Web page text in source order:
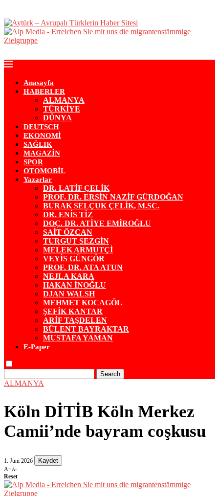
Anasayfa
HABERLER
ALMANYA
TÜRKİYE
DÜNYA
DEUTSCH
EKONOMİ
SAĞLIK
MAGAZİN
SPOR
OTOMOBİL
Yazarlar
DR. LATİF ÇELİK
PROF. DR. ERSİN NAZİF GÜRDOĞAN
BURAK SELÇUK ÇELİK, M.SC.
DR. ENİS TİZ
DOÇ. DR. ATİYE EMİROĞLU
SAİT ÖZCAN
TURGUT SEZGİN
MELEK ARMUTÇİ
VEYİS GÜNGÖR
PROF. DR. ATA ATUN
NEJLA KARA
HAKAN İNOĞLU
DJAN WALSH
MEHMET KOCAGÖL
ŞEFİK KANTAR
ARİF TAŞDELEN
BÜLENT BAYRAKTAR
MUSTAFA YAMAN
E-Paper
Search
ALMANYA
Köln DİTİB Köln Merkez
Camii’nde bayram coşkusu
1. Juni 2026 Kaydet
A+A-
Reset